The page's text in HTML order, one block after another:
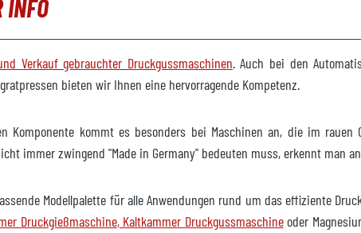
nicht verfügbar
nicht verfügbar
INFO
Verkauf gebrauchter Druckgussmaschinen. Auch bei den
bieten wir Ihnen eine hervorragende Kompetenz.
Komponente kommt es besonders bei Maschinen an, die im
immer zwingend "Made in Germany" bedeuten muss, erkennt man
Modellpalette für alle Anwendungen rund um das effiziente
Druckgießmaschine, Kaltkammer Druckgussmaschineoder